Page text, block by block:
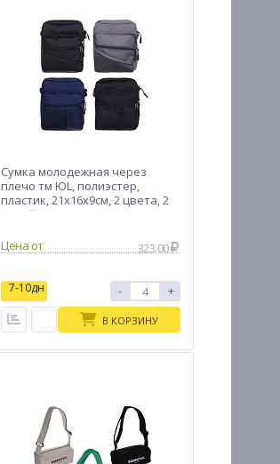
Сумка молодежная через
плечо тм ЮL, полиэстер,
пластик, 21х16х9см, 2 цвета, 2
дизайна
Цена от
323.00
7-10дн - +
В КОРЗИНУ